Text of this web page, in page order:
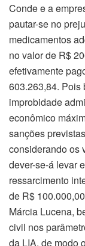
Conde e a
pautar-se no
medicamentos
no valor de R$
efetivamente
603.263,84. Pois
improbidade
econômico
sanções
considerando os
dever-se-á levar
ressarcimento
de R$
Márcia Lucena,
civil nos
da LIA, de modo